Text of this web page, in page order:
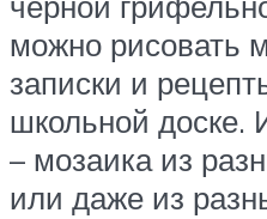
можно рисовать
записки и
школьной доске.
– мозаика из
или даже из